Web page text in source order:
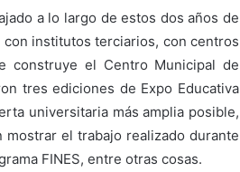
a lo largo de estos dos años de
institutos terciarios, con centros
construye el Centro Municipal de
tres ediciones de Expo Educativa
universitaria más amplia posible,
el trabajo realizado durante
FINES, entre otras cosas.